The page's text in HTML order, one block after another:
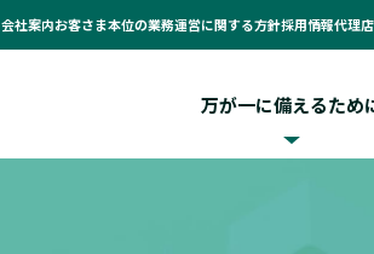
会社案内お客さま本位の業務運営に関する方針採用情報代理
万が一に備えるため